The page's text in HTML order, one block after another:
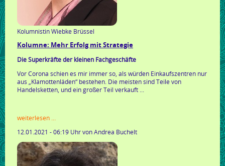
Kolumnistin Wiebke Brüssel
Kolumne: Mehr Erfolg mit Strategie
Die Superkräfte der kleinen Fachgeschäfte
Vor Corona schien es mir immer so, als würden Einkaufszentren nur
aus „Klamottenläden“ bestehen. Die meisten sind Teile von
Handelsketten, und ein großer Teil verkauft ...
weiterlesen …
erfolg
mit
strategie
12.01.2021 - 06:19 Uhrvon Andrea Buchelt